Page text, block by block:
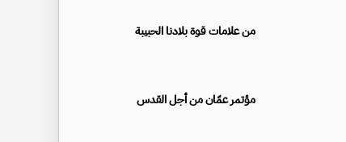
من علامات قوة بلادنا الحبيبة
مؤتمر عمّان من أجل القدس